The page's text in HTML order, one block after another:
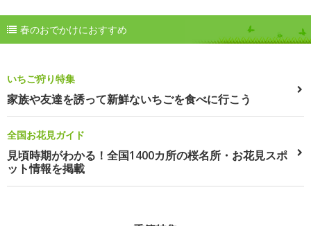
春のおでかけにおすすめ
いちご狩り特集
家族や友達を誘って新鮮ないちごを食べに行こう
全国お花見ガイド
見頃時期がわかる！全国1400カ所の桜名所・お花見スポ
ット情報を掲載